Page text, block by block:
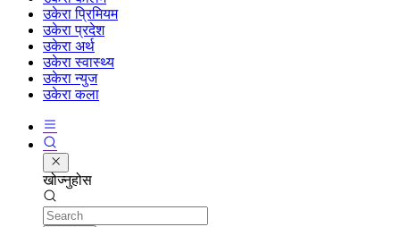
उकेरा प्रिमियम
उकेरा प्रदेश
उकेरा अर्थ
उकेरा स्वास्थ्य
उकेरा न्युज
उकेरा कला
खोज्नुहोस
Search